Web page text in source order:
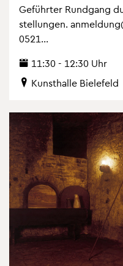
Ge­führ­ter Rund­gang
stel­lun­gen.
0521...
11:30 - 12:30 Uhr
Kunst­hal­le Bie­le­feld